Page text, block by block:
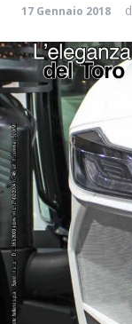
17 Gennaio 2018